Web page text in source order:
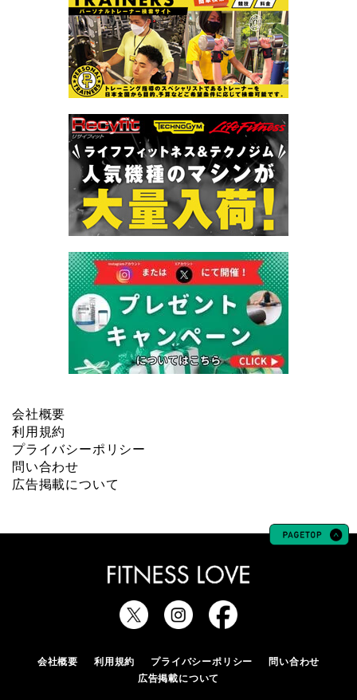
会社概要
利用規約
プライバシーポリシー
問い合わせ
広告掲載について
会社概要 利用規約 プライバシーポリシー
問い合わせ
広告掲載について